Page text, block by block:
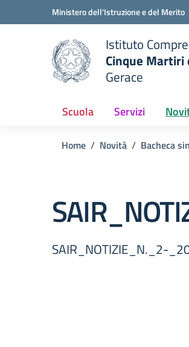
Vai ai contenuti
Vai al menu di navigazioneMinistero dell'Istruzione e del Merito
scuola
Istituto
Cinque Martiri
Gerace
Scuola Servizi
Home Novità Bacheca
SAIR_NOTIZIE_N._2-